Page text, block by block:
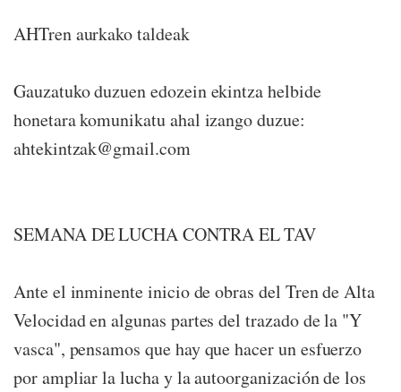
AHTren aurkako taldeak
Gauzatuko duzuen edozein ekintza helbide
honetara komunikatu ahal izango duzue:
ahtekintzak@gmail.com
SEMANA DE LUCHA CONTRA EL TAV
Ante el inminente inicio de obras del Tren de Alta
Velocidad en algunas partes del trazado de la "Y
vasca", pensamos que hay que hacer un esfuerzo
por ampliar la lucha y la autoorganización de los